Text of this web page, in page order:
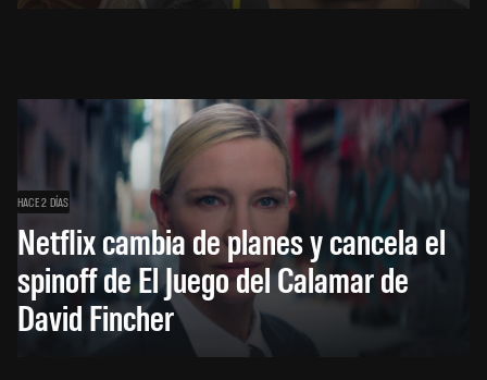
HACE 2 DÍAS
Netflix cambia de planes y cancela el
spinoff de El Juego del Calamar de
David Fincher